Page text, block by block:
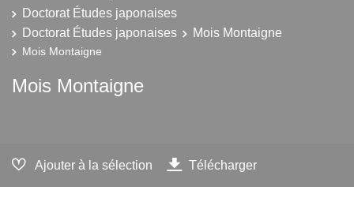
Doctorat Études japonaises
Doctorat Études japonaises
Mois Montaigne
Mois Montaigne
Mois Montaigne
Ajouter à la sélection Télécharger